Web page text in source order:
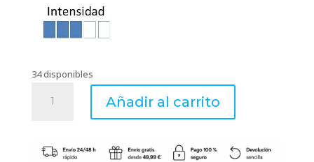
34 disponibles
DUST
sachet
Añadir al carrito